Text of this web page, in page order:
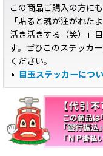
この商品ご購入の方にも
「貼ると魂が注がれた
活き活きする（笑）」
す。ぜひこのステッカ
ください。
目玉ステッカーにつ